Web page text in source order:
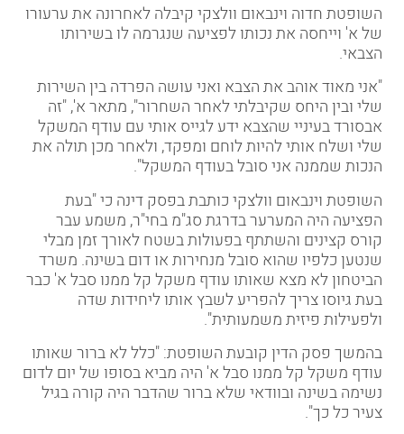
השופטת חדוה וינבאום וולצקי קיבלה לאחרונה את ערעורו
של א' וייחסה את נכותו לפציעה שנגרמה לו בשירותו
הצבאי.
"אני מאוד אוהב את הצבא ואני עושה הפרדה בין השירות
שלי ובין היחס שקיבלתי לאחר השחרור", מתאר א', "זה
אבסורד בעיניי שהצבא ידע לגייס אותי עם עודף המשקל
שלי ושלח אותי להיות לוחם ומפקד, ולאחר מכן תולה את
הנכות שממנה אני סובל בעודף המשקל".
השופטת וינבאום וולצקי כותבת בפסק דינה כי "בעת
הפציעה היה המערער בדרגת סג"מ בחי"ר, משמע עבר
קורס קצינים והשתתף בפעולות בשטח לאורך זמן מבלי
שנטען כלפיו שהוא סובל מנחירות או דום בשינה. משרד
הביטחון לא מצא שאותו עודף משקל קל ממנו סבל א' כבר
בעת גיוסו צריך להפריע לשבץ אותו ליחידות שדה
ולפעילות פיזית משמעותית".
בהמשך פסק הדין קובעת השופטת: "כלל לא ברור שאותו
עודף משקל קל ממנו סבל א' היה מביא בסופו של יום לדום
נשימה בשינה ובוודאי שלא ברור שהדבר היה קורה בגיל
צעיר כל כך".